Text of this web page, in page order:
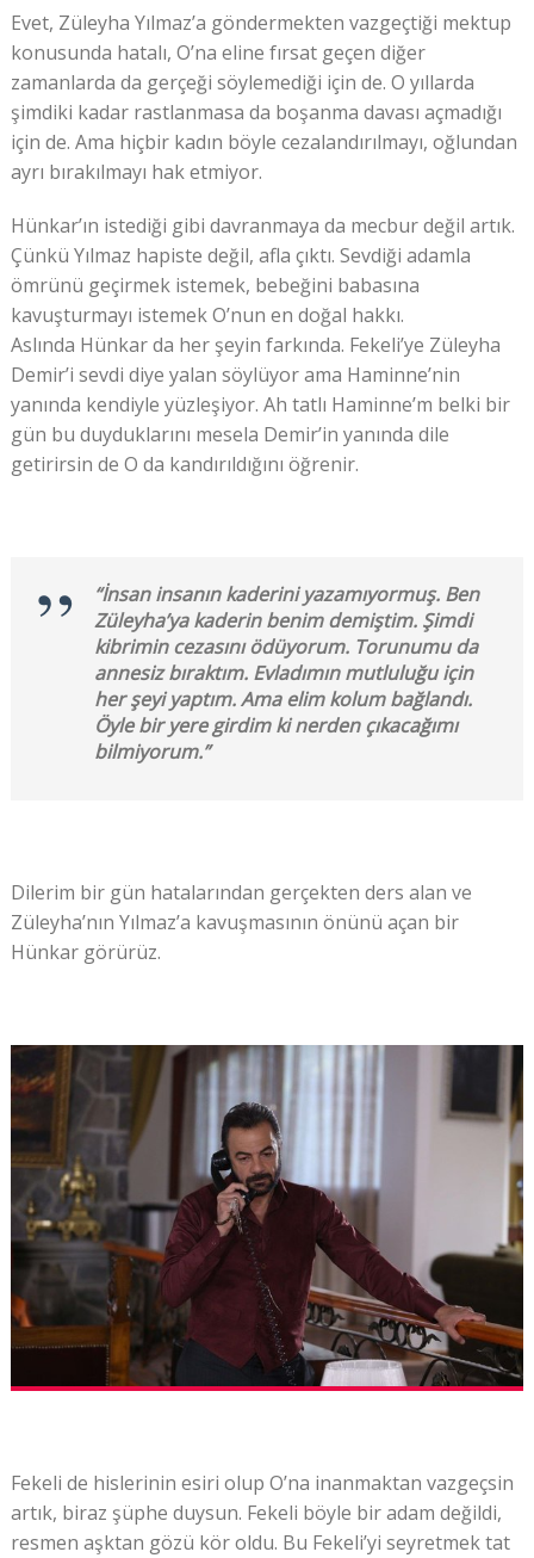
Evet, Züleyha Yılmaz’a göndermekten vazgeçtiği mektup
konusunda hatalı, O’na eline fırsat geçen diğer
zamanlarda da gerçeği söylemediği için de. O yıllarda
şimdiki kadar rastlanmasa da boşanma davası açmadığı
için de. Ama hiçbir kadın böyle cezalandırılmayı, oğlundan
ayrı bırakılmayı hak etmiyor.
Hünkar’ın istediği gibi davranmaya da mecbur değil artık.
Çünkü Yılmaz hapiste değil, afla çıktı. Sevdiği adamla
ömrünü geçirmek istemek, bebeğini babasına
kavuşturmayı istemek O’nun en doğal hakkı.
Aslında Hünkar da her şeyin farkında. Fekeli’ye Züleyha
Demir’i sevdi diye yalan söylüyor ama Haminne’nin
yanında kendiyle yüzleşiyor. Ah tatlı Haminne’m belki bir
gün bu duyduklarını mesela Demir’in yanında dile
getirirsin de O da kandırıldığını öğrenir.
“İnsan insanın kaderini yazamıyormuş. Ben
Züleyha’ya kaderin benim demiştim. Şimdi
kibrimin cezasını ödüyorum. Torunumu da
annesiz bıraktım. Evladımın mutluluğu için
her şeyi yaptım. Ama elim kolum bağlandı.
Öyle bir yere girdim ki nerden çıkacağımı
bilmiyorum.”
Dilerim bir gün hatalarından gerçekten ders alan ve
Züleyha’nın Yılmaz’a kavuşmasının önünü açan bir
Hünkar görürüz.
Fekeli de hislerinin esiri olup O’na inanmaktan vazgeçsin
artık, biraz şüphe duysun. Fekeli böyle bir adam değildi,
resmen aşktan gözü kör oldu. Bu Fekeli’yi seyretmek tat